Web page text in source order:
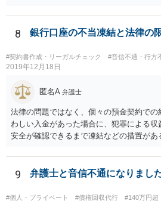
8 銀行口座の不当凍結と法律の
#契約書作成・リーガルチェック #音信不通・行方
2019年12月18日
匿名A 弁護士
法律の問題ではなく、個々の預金契約で
わしい入金があった場合に、犯罪による収
安全が確認できるまで凍結などの措置が
口座を開設している以上、応じざるを得
てみるとよいでしょう。
9 弁護士と音信不通になりまし
#個人・プライベート #債権回収代行 #140万円超